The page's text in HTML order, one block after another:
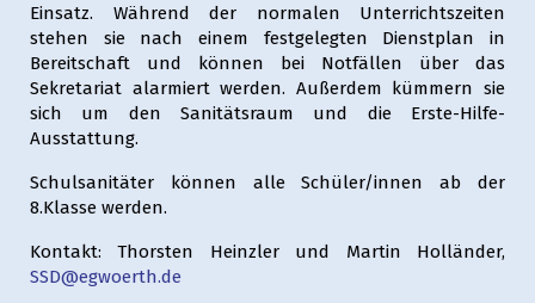
Einsatz. Während der normalen Unterrichtszeiten
stehen sie nach einem festgelegten Dienstplan in
Bereitschaft und können bei Notfällen über das
Sekretariat alarmiert werden. Außerdem kümmern sie
sich um den Sanitätsraum und die Erste-Hilfe-
Ausstattung.
Schulsanitäter können alle Schüler/innen ab der
8.Klasse werden.
Kontakt: Thorsten Heinzler und Martin Holländer,
SSD@egwoerth.de